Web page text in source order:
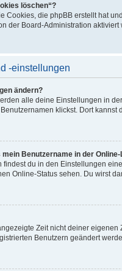
löschen“?
Cookies, die phpBB erstellt hat
der Board-Administration
-einstellungen
ändern?
alle deine Einstellungen in
klickst. Dort kannst
Benutzername in der
du in den Einstellungen
Online-Status sehen. Du wirst
Zeit nicht deiner
Benutzern geändert